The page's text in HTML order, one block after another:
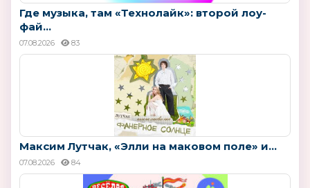
Где музыка, там «Технолайк»: второй лоу-
фай...
07.08.2026 83
Максим Лутчак, «Элли на маковом поле» и...
07.08.2026 84